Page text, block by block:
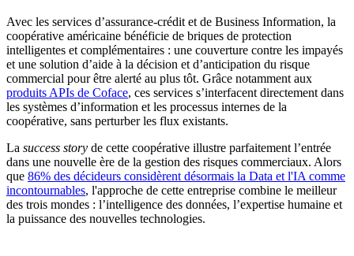
Avec les services d’assurance-crédit et de Business Information, la
coopérative américaine bénéficie de briques de protection
intelligentes et complémentaires : une couverture contre les impayés
et une solution d’aide à la décision et d’anticipation du risque
commercial pour être alerté au plus tôt. Grâce notamment aux
produits APIs de Coface, ces services s’interfacent directement dans
les systèmes d’information et les processus internes de la
coopérative, sans perturber les flux existants.
La success story de cette coopérative illustre parfaitement l’entrée
dans une nouvelle ère de la gestion des risques commerciaux. Alors
que 86% des décideurs considèrent désormais la Data et l'IA comme
incontournables, l'approche de cette entreprise combine le meilleur
des trois mondes : l’intelligence des données, l’expertise humaine et
la puissance des nouvelles technologies.